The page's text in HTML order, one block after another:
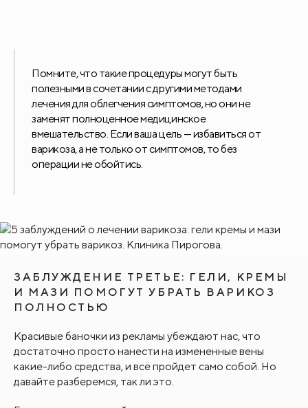
Помните, что такие процедуры могут быть
полезными в сочетании с другими методами
лечения для облегчения симптомов, но они не
заменят полноценное медицинское
вмешательство. Если ваша цель — избавиться от
варикоза, а не только от симптомов, то без
операции не обойтись.
ЗАБЛУЖДЕНИЕ ТРЕТЬЕ: ГЕЛИ, КРЕМЫ
И МАЗИ ПОМОГУТ УБРАТЬ ВАРИКОЗ
ПОЛНОСТЬЮ
Красивые баночки из рекламы убеждают нас, что
достаточно просто нанести на измененные вены
какие-либо средства, и всё пройдет само собой. Но
давайте разберемся, так ли это.